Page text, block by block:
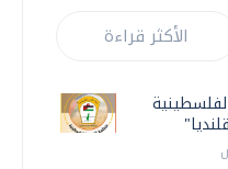
الأكثر قراءة